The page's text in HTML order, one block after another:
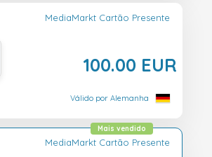
MediaMarkt Cartão Presente
100.00 EUR
Válido por Alemanha
MediaMarkt Cartão Presente
Mais vendido